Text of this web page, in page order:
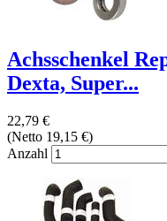
Achsschenkel
Dexta, Super...
22,79 €
(Netto 19,15 €)
Anzahl